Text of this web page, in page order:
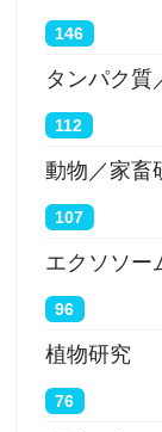
146
タンパク質
112
動物／家畜
107
エクソソー
96
植物研究
76